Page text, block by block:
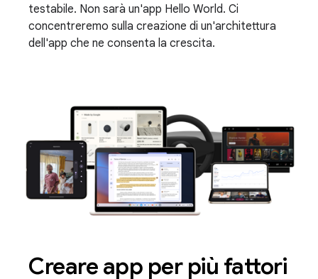
testabile. Non sarà un'app Hello World. Ci
concentreremo sulla creazione di un'architettura
dell'app che ne consenta la crescita.
Creare app per più fattori